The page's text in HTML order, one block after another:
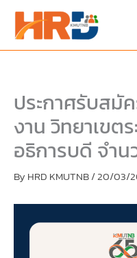
content
ประกาศรับสมั
งาน วิทยาเขต
อธิการบดี จำน
By HRD KMUTNB/20/03/